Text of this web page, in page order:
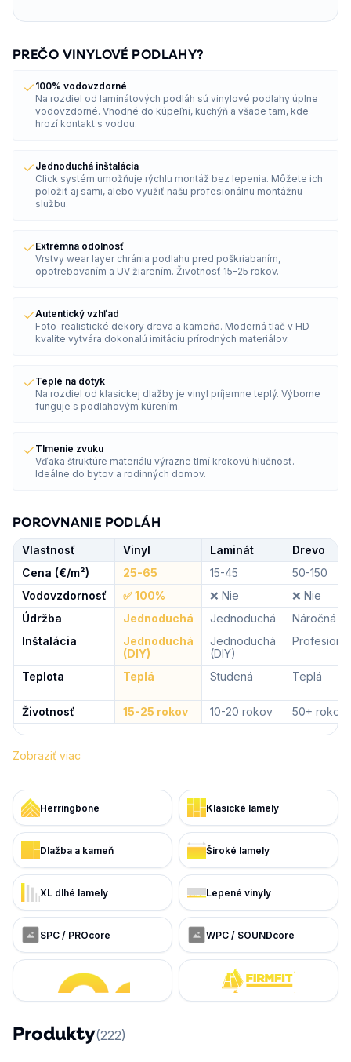
PREČO VINYLOVÉ PODLAHY?
100% vodovzdorné
Na rozdiel od laminátových podláh sú vinylové podlahy úplne
vodovzdorné. Vhodné do kúpeľní, kuchýň a všade tam, kde
hrozí kontakt s vodou.
Jednoduchá inštalácia
Click systém umožňuje rýchlu montáž bez lepenia. Môžete ich
položiť aj sami, alebo využiť našu profesionálnu montážnu
službu.
Extrémna odolnosť
Vrstvy wear layer chránia podlahu pred poškriabaním,
opotrebovaním a UV žiarením. Životnosť 15-25 rokov.
Autentický vzhľad
Foto-realistické dekory dreva a kameňa. Moderná tlač v HD
kvalite vytvára dokonalú imitáciu prírodných materiálov.
Teplé na dotyk
Na rozdiel od klasickej dlažby je vinyl príjemne teplý. Výborne
funguje s podlahovým kúrením.
Tlmenie zvuku
Vďaka štruktúre materiálu výrazne tlmí krokovú hlučnosť.
Ideálne do bytov a rodinných domov.
POROVNANIE PODLÁH
Vlastnosť Vinyl Laminát
Drevo
Cena (€/m²)
25-65 15-45
50-150
Vodovzdornosť
✅ 100% ❌ Nie
❌ Nie
Údržba
Jednoduchá Jednoduchá
Náročná
Inštalácia
Jednoduchá
(DIY)
Jednoduchá
(DIY)
Teplota Teplá Studená Teplá
Životnosť 15-25 rokov 10-20 rokov 50+ rokov
Zobraziť viac
Herringbone Klasické lamely
Dlažba a kameň Široké lamely
XL dlhé lamely Lepené vinyly
SPC / PROcore WPC / SOUNDcore
Produkty(222)